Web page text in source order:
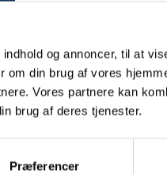
og annoncer, til at
om din brug af vores
Vores partnere kan
brug af deres tjenester.
Præferencer